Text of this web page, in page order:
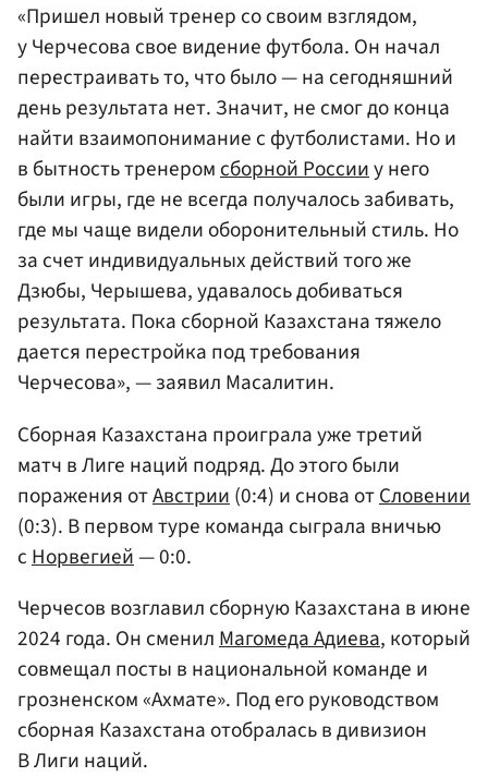
«Пришел новый тренер со своим взглядом,
у Черчесова свое видение футбола. Он начал
перестраивать то, что было — на сегодняшний
день результата нет. Значит, не смог до конца
найти взаимопонимание с футболистами. Но и
в бытность тренеромсборной Россииу него
были игры, где не всегда получалось забивать,
где мы чаще видели оборонительный стиль. Но
за счет индивидуальных действий того же
Дзюбы, Черышева, удавалось добиваться
результата. Пока сборной Казахстана тяжело
дается перестройка под требования
Черчесова», — заявил Масалитин.
Сборная Казахстана проиграла уже третий
матч в Лиге наций подряд. До этого были
поражения отАвстрии (0:4) и снова отСловении
(0:3). В первом туре команда сыграла вничью
с Норвегией— 0:0.
Черчесов возглавил сборную Казахстана в июне
2024 года. Он сменилМагомеда Адиева, который
совмещал посты в национальной команде и
грозненском «Ахмате». Под его руководством
сборная Казахстана отобралась в дивизион
В Лиги наций.